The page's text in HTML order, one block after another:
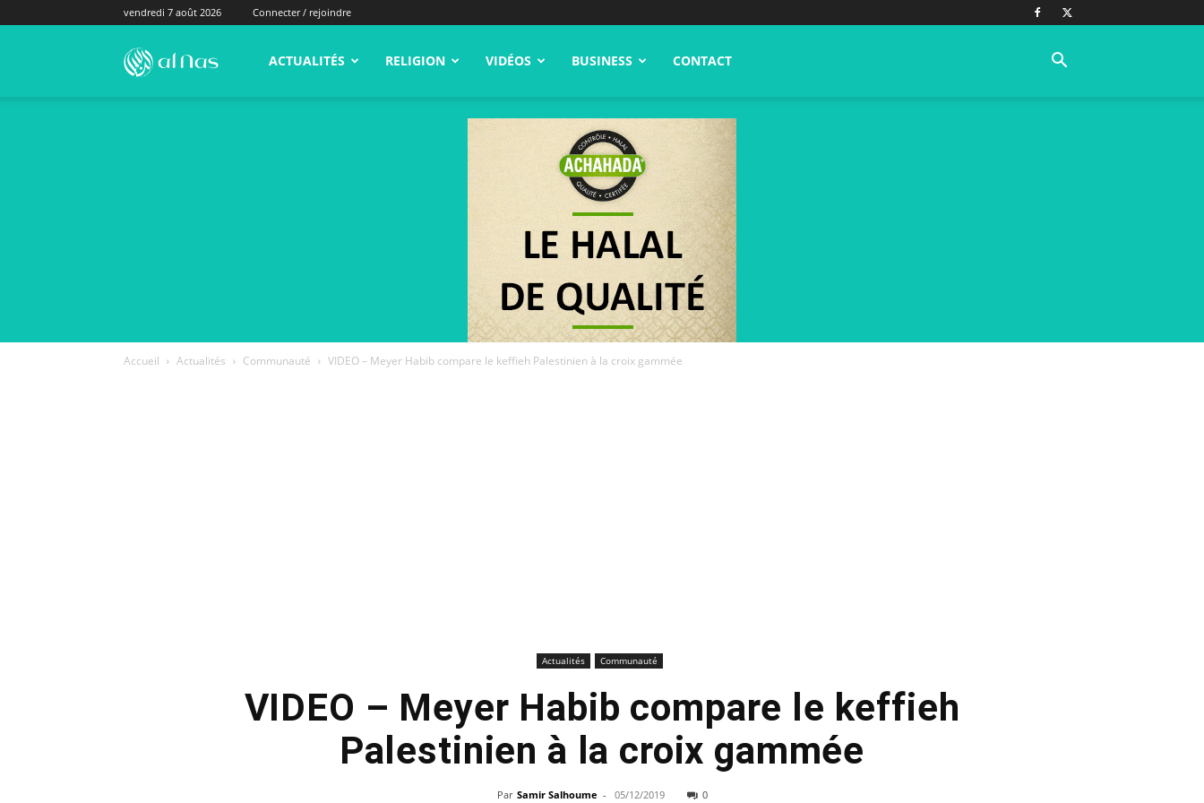
vendredi 7 août 2026 Connecter / rejoindre
alNas.fr ACTUALITÉS RELIGION VIDÉOS BUSINESS CONTACT
Accueil Actualités Communauté VIDEO – Meyer Habib compare le keffieh Palestinien à la croix gammée
Actualités Communauté
VIDEO – Meyer Habib compare le keffieh
Palestinien à la croix gammée
Par Samir Salhoume - 05/12/2019 0